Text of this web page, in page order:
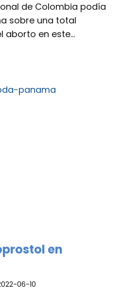
de Colombia podía
sobre una total
aborto en este…
en
06-10